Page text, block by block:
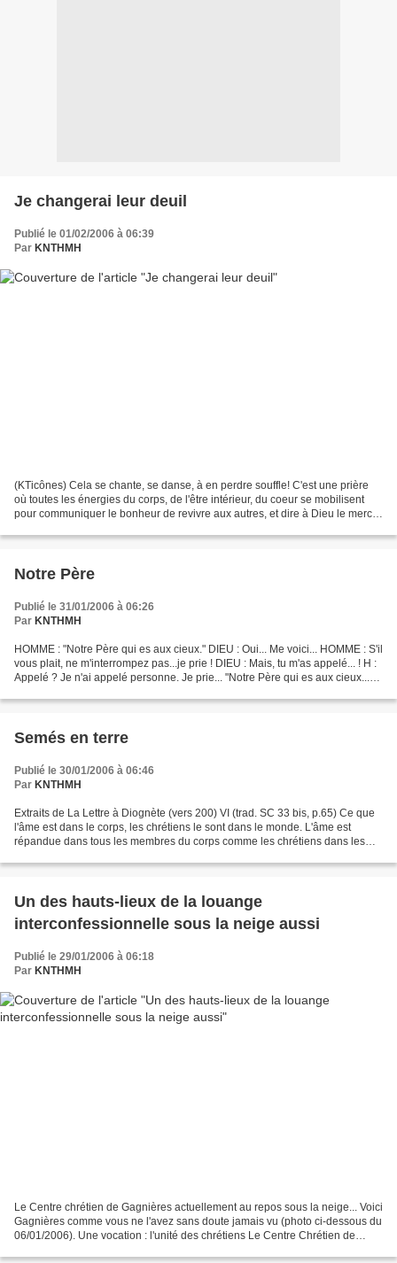
Je changerai leur deuil
Publié le 01/02/2006 à 06:39
Par KNTHMH
(KTicônes) Cela se chante, se danse, à en perdre souffle! C'est une prière
où toutes les énergies du corps, de l'être intérieur, du coeur se mobilisent
pour communiquer le bonheur de revivre aux autres, et dire à Dieu le merci
Notre Père
Publié le 31/01/2006 à 06:26
Par KNTHMH
HOMME : "Notre Père qui es aux cieux." DIEU : Oui... Me voici... HOMME : S'il
vous plait, ne m'interrompez pas...je prie ! DIEU : Mais, tu m'as appelé... ! H :
Appelé ? Je n'ai appelé personne. Je prie... "Notre Père qui es aux cieux..."
Semés en terre
Publié le 30/01/2006 à 06:46
Par KNTHMH
Extraits de La Lettre à Diognète (vers 200) VI (trad. SC 33 bis, p.65) Ce que
l'âme est dans le corps, les chrétiens le sont dans le monde. L'âme est
répandue dans tous les membres du corps comme les chrétiens dans les
Un des hauts-lieux de la louange
interconfessionnelle sous la neige aussi
Publié le 29/01/2006 à 06:18
Par KNTHMH
Le Centre chrétien de Gagnières actuellement au repos sous la neige... Voici
Gagnières comme vous ne l'avez sans doute jamais vu (photo ci-dessous du
06/01/2006). Une vocation : l'unité des chrétiens Le Centre Chrétien de